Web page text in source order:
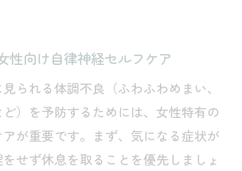
性向け自律神経セルフケア
られる体調不良（ふわふわめまい、
）を予防するためには、女性特有の
が重要です。まず、気になる症状が
せず休息を取ることを優先しましょ